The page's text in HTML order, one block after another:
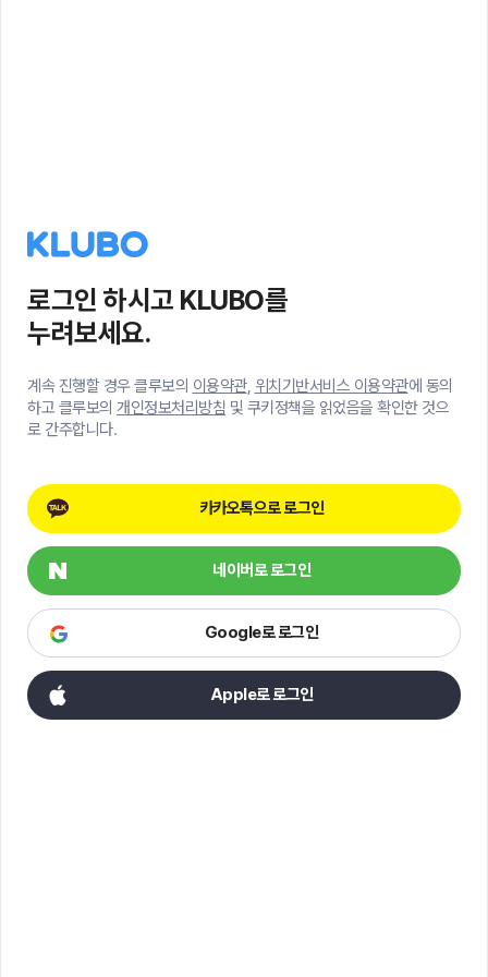
로그인 하시고 KLUBO를
누려보세요.
계속 진행할 경우 클루보의 이용약관, 위치기반서비스 이용약관에 동의
하고 클루보의 개인정보처리방침 및 쿠키정책을 읽었음을 확인한 것으
로 간주합니다.
카카오톡으로 로그인
네이버로 로그인
Google로 로그인
Apple로 로그인